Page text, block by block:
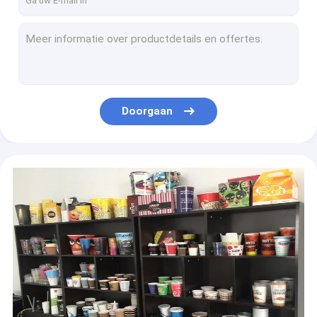
OEM 4.8KW Roomijsdocument Kom die Machinehoge snelheid maken
Douanewegwerpproduct 701050mm Document Straw Machines 35-50 M/Min
Flatbed PE Met een laag bedekte Kraftpapier-Document Machine van het Kopponsen 170 Keer/Min
0.32mm Dikke Drank die Straw Making Machine To Make-Document Stro drinken
8-35oz Beschikbare Document Kom die Machine Gemakkelijk Onderhoud vormen
Doorgaan